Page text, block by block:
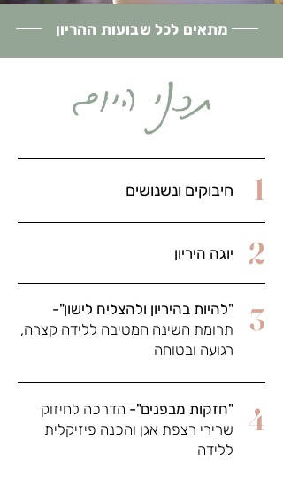
מתאים לכל שבועות ההריון
תכני היום
1 חיבוקים ונשנושים
יוגה היריון 2
"להיות בהיריון ולהצליח לישון"-
תרומת השינה המטיבה ללידה קצרה,
רגועה ובטוחה
3
"חזקות מבפנים"- הדרכה לחיזוק
שרירי רצפת אגן והכנה פיזיקלית
ללידה
4